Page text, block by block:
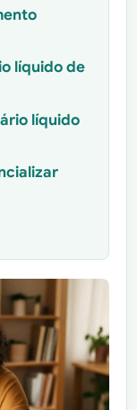
líquido de
líquido